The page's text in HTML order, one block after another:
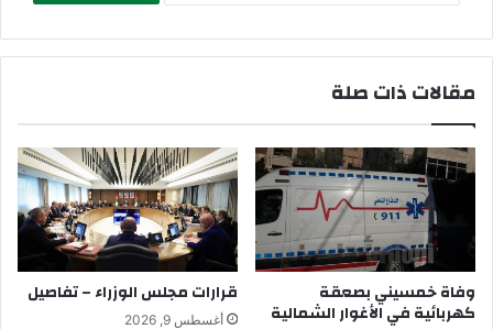
مقالات ذات صلة
وفاة خمسيني بصعقة
كهربائية في الأغوار الشمالية
قرارات مجلس الوزراء – تفاصيل
أغسطس 9, 2026